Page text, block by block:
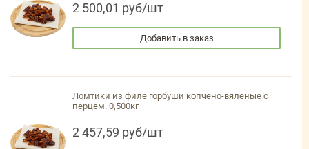
2 500,01 руб/шт
Добавить в заказ
Ломтики из филе горбуши копчено-вяленые с
перцем. 0,500кг
2 457,59 руб/шт